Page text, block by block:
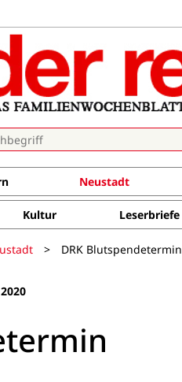
Neustadt
Kultur Leserbriefe
> DRK Blutspendetermin